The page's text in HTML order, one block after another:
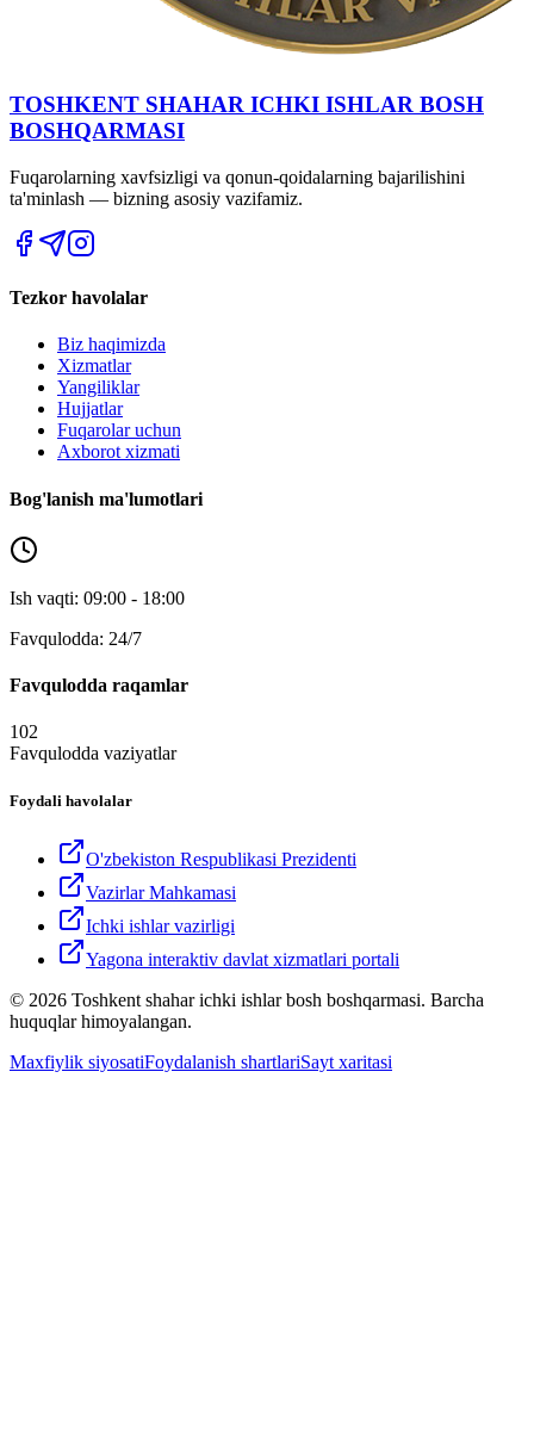
TOSHKENT SHAHAR IСHKI ISHLAR BOSH
BOSHQARMASI
Fuqarolarning xavfsizligi va qonun-qoidalarning bajarilishini
ta'minlash — bizning asosiy vazifamiz.
Tezkor havolalar
Biz haqimizda
Xizmatlar
Yangiliklar
Hujjatlar
Fuqarolar uchun
Axborot xizmati
Bog'lanish ma'lumotlari
Ish vaqti: 09:00 - 18:00
Favqulodda: 24/7
Favqulodda raqamlar
102
Favqulodda vaziyatlar
Foydali havolalar
O'zbekiston Respublikasi Prezidenti
Vazirlar Mahkamasi
Ichki ishlar vazirligi
Yagona interaktiv davlat xizmatlari portali
© 2026 Toshkent shahar ichki ishlar bosh boshqarmasi. Barcha
huquqlar himoyalangan.
Maxfiylik siyosatiFoydalanish shartlariSayt xaritasi